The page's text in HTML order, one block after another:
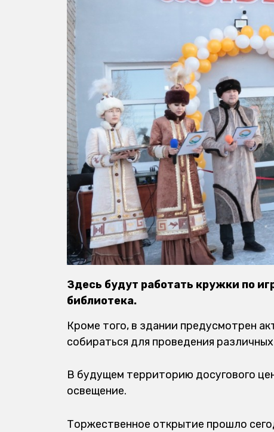
Здесь будут работать кружки по
библиотека.
Кроме того, в здании предусмотрен
собираться для проведения
В будущем территорию досугового
освещение.
Торжественное открытие прошло